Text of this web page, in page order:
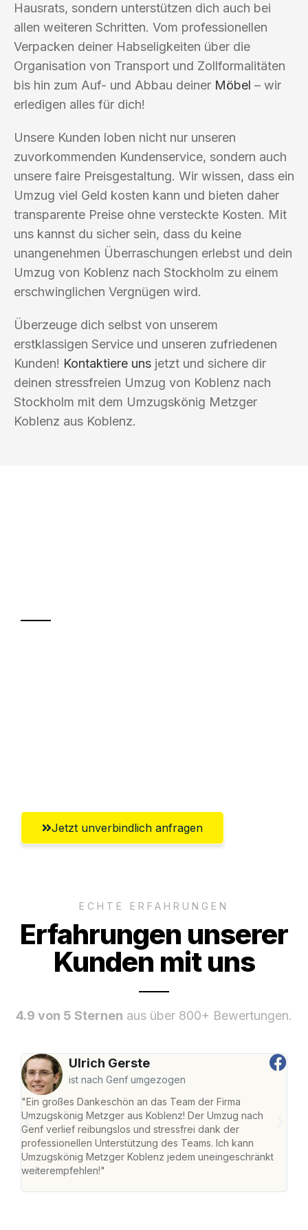
Hausrats, sondern unterstützen dich auch bei
allen weiteren Schritten. Vom professionellen
Verpacken deiner Habseligkeiten über die
Organisation von Transport und Zollformalitäten
bis hin zum Auf- und Abbau deiner Möbel – wir
erledigen alles für dich!
Unsere Kunden loben nicht nur unseren
zuvorkommenden Kundenservice, sondern auch
unsere faire Preisgestaltung. Wir wissen, dass ein
Umzug viel Geld kosten kann und bieten daher
transparente Preise ohne versteckte Kosten. Mit
uns kannst du sicher sein, dass du keine
unangenehmen Überraschungen erlebst und dein
Umzug von Koblenz nach Stockholm zu einem
erschwinglichen Vergnügen wird.
Überzeuge dich selbst von unserem
erstklassigen Service und unseren zufriedenen
Kunden! Kontaktiere uns jetzt und sichere dir
deinen stressfreien Umzug von Koblenz nach
Stockholm mit dem Umzugskönig Metzger
Koblenz aus Koblenz.
Jetzt unverbindlich anfragen
ECHTE ERFAHRUNGEN
Erfahrungen unserer
Kunden mit uns
4.9 von 5 Sternen aus über 800+ Bewertungen.
Ulrich Gerste
ist nach Genf umgezogen
"Ein großes Dankeschön an das Team der Firma
Umzugskönig Metzger aus Koblenz! Der Umzug nach
Genf verlief reibungslos und stressfrei dank der
professionellen Unterstützung des Teams. Ich kann
Umzugskönig Metzger Koblenz jedem uneingeschränkt
weiterempfehlen!"